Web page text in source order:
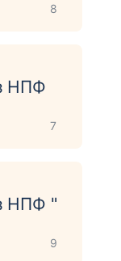
8
НПФ
7
НПФ "
9